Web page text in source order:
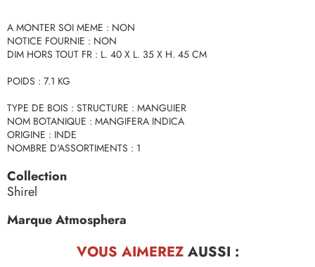
A MONTER SOI MEME : NON
NOTICE FOURNIE : NON
DIM HORS TOUT FR : L. 40 X L. 35 X H. 45 CM
POIDS : 7.1 KG
TYPE DE BOIS : STRUCTURE : MANGUIER
NOM BOTANIQUE : MANGIFERA INDICA
ORIGINE : INDE
NOMBRE D'ASSORTIMENTS : 1
Collection
Shirel
Marque Atmosphera
VOUS AIMEREZAUSSI :